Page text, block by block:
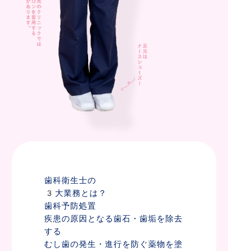
歯科衛生士の
3大業務 とは？
歯科予防処置
疾患の原因となる歯石・歯垢を除去
する
むし歯の発生・進行を防ぐ薬物を塗